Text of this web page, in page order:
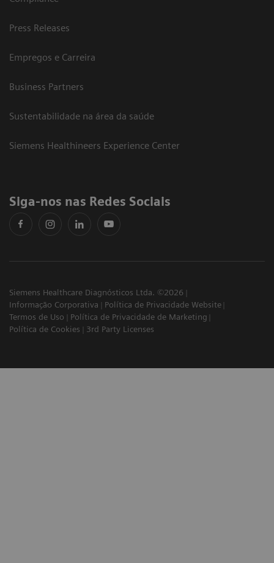
Press Releases
Empregos e Carreira
Business Partners
Sustentabilidade na área da saúde
Siemens Healthineers Experience Center
Siga-nos nas Redes Sociais
Siemens Healthcare Diagnósticos Ltda. ©2026
Informação Corporativa
Política de Privacidade Website
Termos de Uso
Política de Privacidade de Marketing
Política de Cookies
3rd Party Licenses